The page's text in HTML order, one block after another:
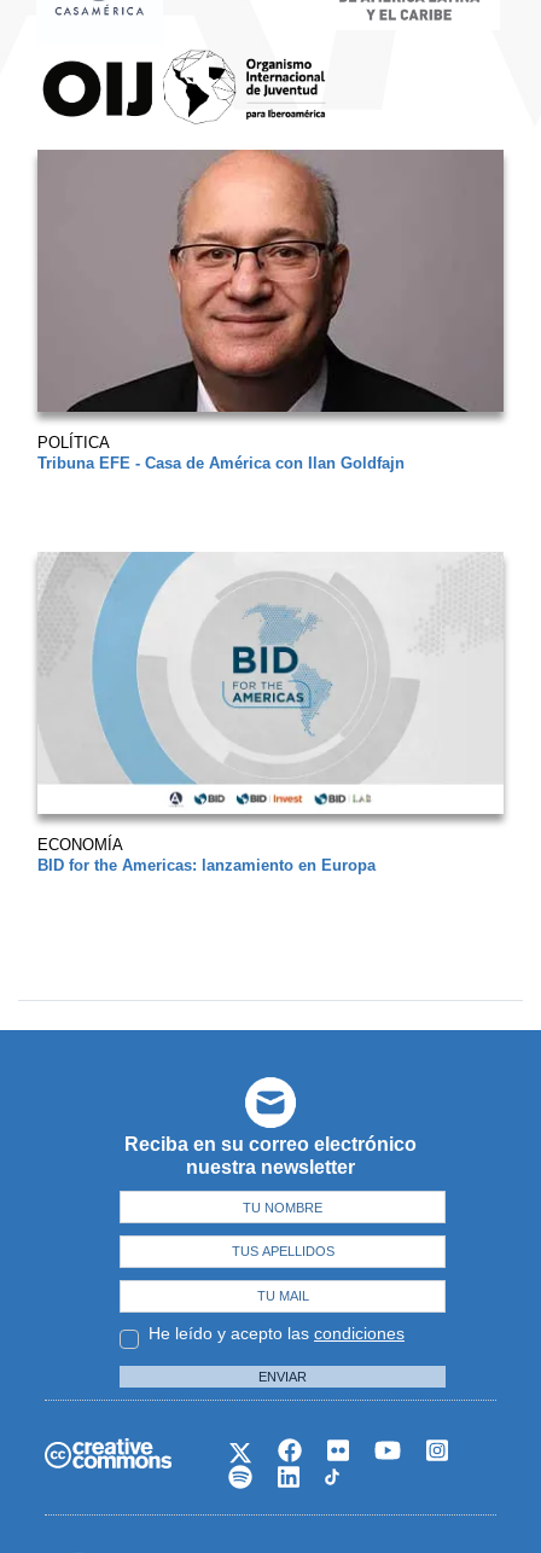
POLÍTICA
Tribuna EFE - Casa de América con Ilan Goldfajn
ECONOMÍA
BID for the Americas: lanzamiento en Europa
Reciba en su correo electrónico
nuestra newsletter
He leído y acepto las condiciones
ENVIAR